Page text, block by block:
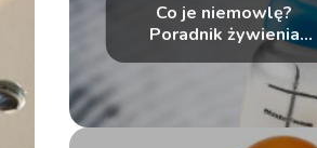
Co je niemowlę?
Poradnik żywienia
malucha od A do Z